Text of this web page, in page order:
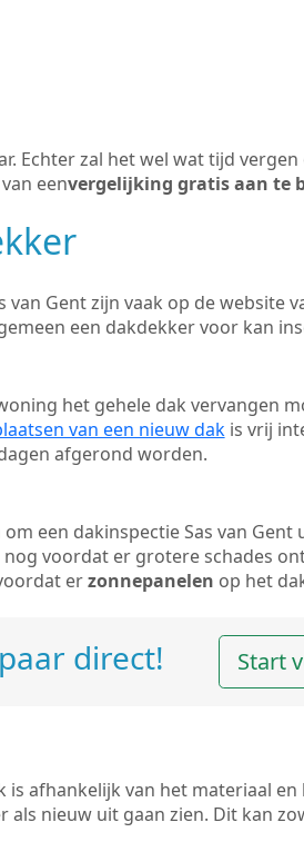
Echter zal het wel wat tijd
eenvergelijking gratis aan te
Gent zijn vaak op de website
een dakdekker voor kan
het gehele dak vervangen
van een nieuw dakis vrij
afgerond worden.
een dakinspectie Sas van Gent
voordat er grotere schades
erzonnepanelen op het
direct! Start
is afhankelijk van het materiaal
als nieuw uit gaan zien. Dit kan